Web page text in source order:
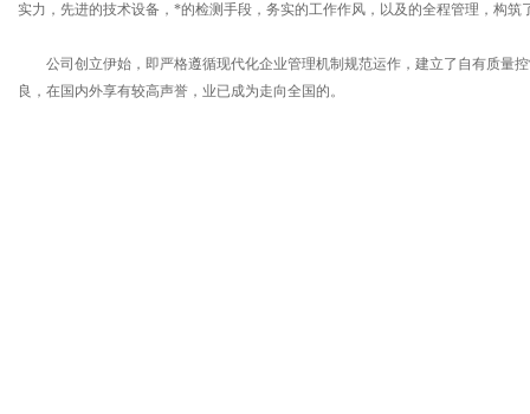
实力，先进的技术设备，*的检测手段，务实的工作作风，以及的全程管理，构筑
公司创立伊始，即严格遵循现代化企业管理机制规范运作，建立了自有质量
良，在国内外享有较高声誉，业已成为走向全国的。